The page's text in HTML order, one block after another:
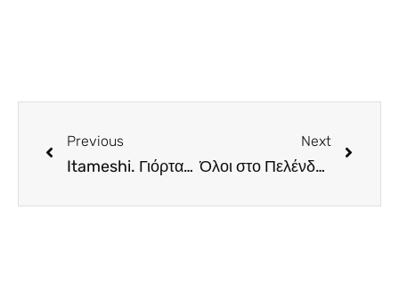
Previous
Itameshi. Γιόρτασε τα πρώτα του γενέθλια με τον πιο εντυπωσιακό τρόπο
Next
Όλοι στο Πελένδρι αυτό το Σαββατοκύριακο